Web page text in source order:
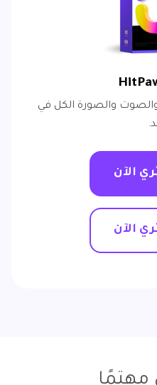
والصوت والصورة الكل في
الآن
الآن
مهتمًا